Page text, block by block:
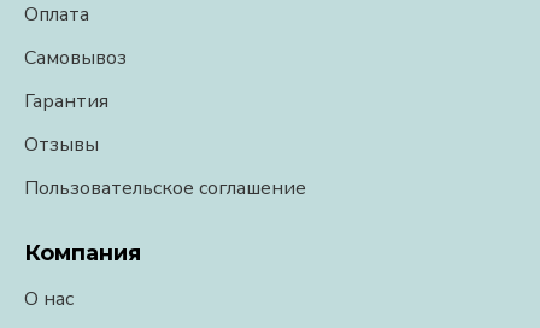
Оплата
Самовывоз
Гарантия
Отзывы
Пользовательское соглашение
Компания
О нас